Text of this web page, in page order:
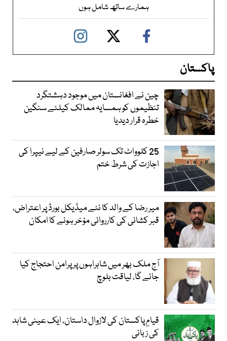
ہمارے ساتھ شامل ہوں
پاکستان
چین نے افغانستان میں موجود دہشتگرد
تنظیموں کو ہمسایہ ممالک کیلئے سنگین
خطرہ قرار دیدیا
25 کلوواٹ تک سولر صارفین کے لیے نیپرا کی
اجازت کی شرط ختم
میر رضا کے والد کا نئے میڈیکل بورڈ پر اعتراض،
قبر کشائی کی کارروائی مؤخر ہونے کا امکان
آج ملک بھر میں شاہراہوں پر پرامن احتجاج کیا
جائے گا، لیاقت بلوچ
قیامِ پاکستان کی لازوال داستان، ایک عینی شاہد
کی زبانی